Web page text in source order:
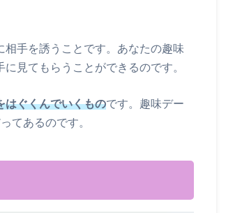
手を誘うことです。あなたの趣味
見てもらうことができるのです。
はぐくんでいくものです。趣味デー
てあるのです。